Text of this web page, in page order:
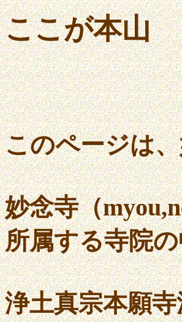
ここが本山
このページは
妙念寺（
所属する寺院
浄土真宗本願